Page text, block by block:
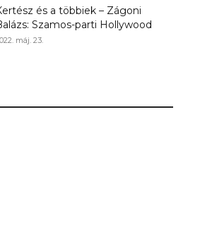
és a többiek – Zágoni
Szamos-parti Hollywood
máj. 23.